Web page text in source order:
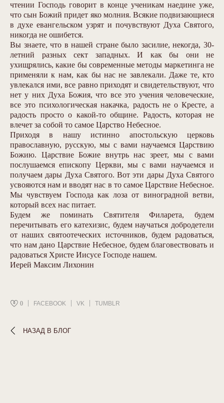
чтении Господь говорит в конце ученикам наедине уже,
что сын Божий придет яко молния. Всякие подвизающиеся
в духе евангельском узрят и почувствуют Духа Святого,
никогда не ошибется.
Вы знаете, что в нашей стране было засилие, некогда, 30-
летний разных сект западных. И как бы они не
ухищрялись, какие бы современные методы маркетинга не
применяли к нам, как бы нас не завлекали. Даже те, кто
увлекался ими, все равно приходят и свидетельствуют, что
нет у них Духа Божия, что все это учения человеческие,
все это психологическая накачка, радость не о Кресте, а
радость просто о какой-то общине. Радость, которая не
влечет за собой то самое Царство Небесное.
Приходя в нашу истинно апостольскую церковь
православную, русскую, мы с вами научаемся Царствию
Божию. Царствие Божие внутрь нас зреет, мы с вами
послушаемся епископу Церкви, мы с вами научаемся и
получаем дары Духа Святого. Вот эти дары Духа Святого
усвояются нам и вводят нас в то самое Царствие Небесное.
Мы чувствуем Господа как лоза от виноградной ветви,
который всех нас питает.
Будем же поминать Святителя Филарета, будем
перечитывать его катехизис, будем научаться добродетели
от наших святоотеческих источников, будем радоваться,
что нам дано Царствие Небесное, будем благовествовать и
радоваться Христе Иисусе Господе нашем.
Иерей Максим Лихонин
0 FACEBOOK VK TUMBLR
НАЗАД В БЛОГ